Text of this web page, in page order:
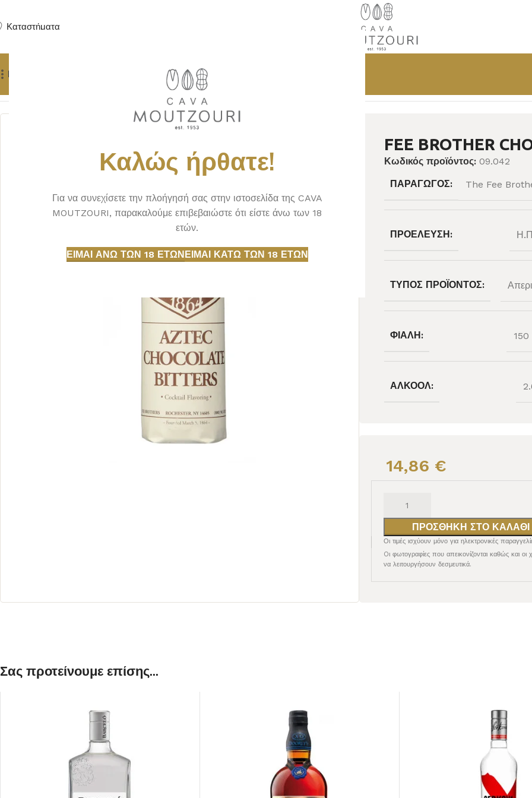
Καλώς ήρθατε!
Για να συνεχίσετε την πλοήγησή σας στην ιστοσελίδα της CAVA
MOUTZOURI, παρακαλούμε επιβεβαιώστε ότι είστε άνω των 18
ετών.
ΕΊΜΑΙ ΆΝΩ ΤΩΝ 18 ΕΤΏΝ ΕΊΜΑΙ ΚΆΤΩ ΤΩΝ 18 ΕΤΏΝ
Καταστήματα
Προϊόντα Yachting Services
FEE BROTHER CHOCOLATE
FEE BROTHER
Κωδικός προϊόντος: 09.042
ΠΑΡΑΓΩΓΌΣ:
The Fee
ΠΡΟΈΛΕΥΣΗ:
ΤΎΠΟΣ ΠΡΟΪΌΝΤΟΣ:
ΦΙΆΛΗ:
ΑΛΚΟΌΛ:
14,86 €
ΠΡΟΣΘΉΚΗ ΣΤΟ ΚΑΛΆΘΙ
Οι τιμές ισχύουν μόνο για ηλεκτρονικές
Oι φωτογραφίες που απεικονίζονται καθώς και
να λειτουργήσουν δεσμευτικά.
Σας προτείνουμε επίσης...